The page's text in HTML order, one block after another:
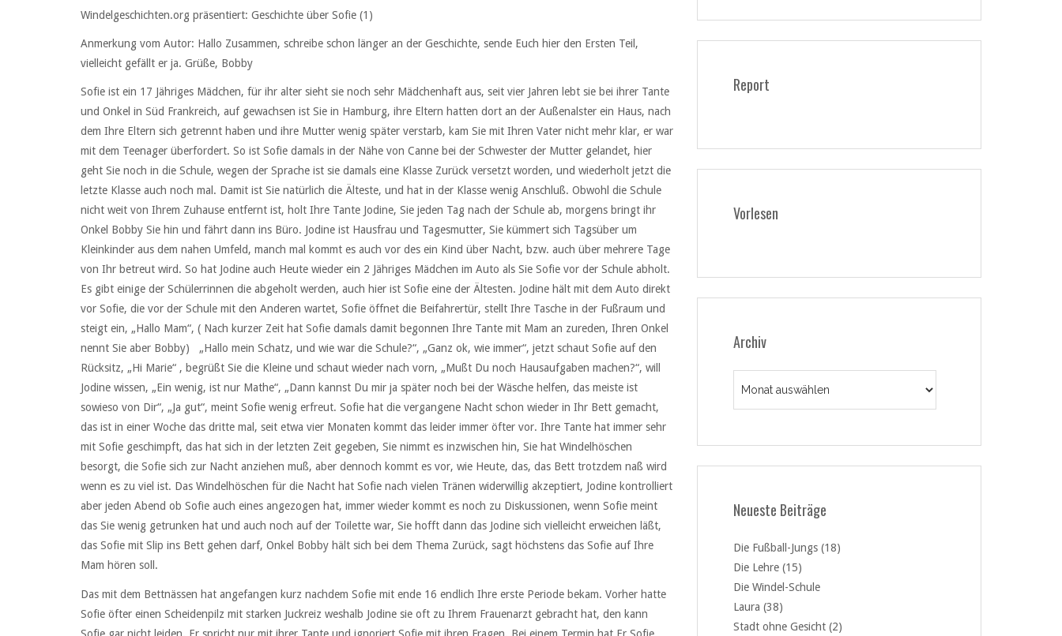
Windelgeschichten.org präsentiert: Geschichte über Sofie (1)
Anmerkung vom Autor: Hallo Zusammen, schreibe schon länger an der Geschichte, sende Euch hier den Ersten Teil,
vielleicht gefällt er ja. Grüße, Bobby
Sofie ist ein 17 Jähriges Mädchen, für ihr alter sieht sie noch sehr Mädchenhaft aus, seit vier Jahren lebt sie bei ihrer Tante
und Onkel in Süd Frankreich, auf gewachsen ist Sie in Hamburg, ihre Eltern hatten dort an der Außenalster ein Haus, nach
dem Ihre Eltern sich getrennt haben und ihre Mutter wenig später verstarb, kam Sie mit Ihren Vater nicht mehr klar, er war
mit dem Teenager überfordert. So ist Sofie damals in der Nähe von Canne bei der Schwester der Mutter gelandet, hier
geht Sie noch in die Schule, wegen der Sprache ist sie damals eine Klasse Zurück versetzt worden, und wiederholt jetzt die
letzte Klasse auch noch mal. Damit ist Sie natürlich die Älteste, und hat in der Klasse wenig Anschluß. Obwohl die Schule
nicht weit von Ihrem Zuhause entfernt ist, holt Ihre Tante Jodine, Sie jeden Tag nach der Schule ab, morgens bringt ihr
Onkel Bobby Sie hin und fährt dann ins Büro. Jodine ist Hausfrau und Tagesmutter, Sie kümmert sich Tagsüber um
Kleinkinder aus dem nahen Umfeld, manch mal kommt es auch vor des ein Kind über Nacht, bzw. auch über mehrere Tage
von Ihr betreut wird. So hat Jodine auch Heute wieder ein 2 Jähriges Mädchen im Auto als Sie Sofie vor der Schule abholt.
Es gibt einige der Schülerrinnen die abgeholt werden, auch hier ist Sofie eine der Ältesten. Jodine hält mit dem Auto direkt
vor Sofie, die vor der Schule mit den Anderen wartet, Sofie öffnet die Beifahrertür, stellt Ihre Tasche in der Fußraum und
steigt ein, „Hallo Mam“, ( Nach kurzer Zeit hat Sofie damals damit begonnen Ihre Tante mit Mam an zureden, Ihren Onkel
nennt Sie aber Bobby) „Hallo mein Schatz, und wie war die Schule?“, „Ganz ok, wie immer“, jetzt schaut Sofie auf den
Rücksitz, „Hi Marie“ , begrüßt Sie die Kleine und schaut wieder nach vorn, „Mußt Du noch Hausaufgaben machen?“, will
Jodine wissen, „Ein wenig, ist nur Mathe“, „Dann kannst Du mir ja später noch bei der Wäsche helfen, das meiste ist
sowieso von Dir“, „Ja gut“, meint Sofie wenig erfreut. Sofie hat die vergangene Nacht schon wieder in Ihr Bett gemacht,
das ist in einer Woche das dritte mal, seit etwa vier Monaten kommt das leider immer öfter vor. Ihre Tante hat immer sehr
mit Sofie geschimpft, das hat sich in der letzten Zeit gegeben, Sie nimmt es inzwischen hin, Sie hat Windelhöschen
besorgt, die Sofie sich zur Nacht anziehen muß, aber dennoch kommt es vor, wie Heute, das, das Bett trotzdem naß wird
wenn es zu viel ist. Das Windelhöschen für die Nacht hat Sofie nach vielen Tränen widerwillig akzeptiert, Jodine kontrolliert
aber jeden Abend ob Sofie auch eines angezogen hat, immer wieder kommt es noch zu Diskussionen, wenn Sofie meint
das Sie wenig getrunken hat und auch noch auf der Toilette war, Sie hofft dann das Jodine sich vielleicht erweichen läßt,
das Sofie mit Slip ins Bett gehen darf, Onkel Bobby hält sich bei dem Thema Zurück, sagt höchstens das Sofie auf Ihre
Mam hören soll.
Das mit dem Bettnässen hat angefangen kurz nachdem Sofie mit ende 16 endlich Ihre erste Periode bekam. Vorher hatte
Sofie öfter einen Scheidenpilz mit starken Juckreiz weshalb Jodine sie oft zu Ihrem Frauenarzt gebracht hat, den kann
Sofie gar nicht leiden, Er spricht nur mit ihrer Tante und ignoriert Sofie mit ihren Fragen. Bei einem Termin hat Er Sofie
Report
Vorlesen
Archiv
Neueste Beiträge
Die Fußball-Jungs (18)
Die Lehre (15)
Die Windel-Schule
Laura (38)
Stadt ohne Gesicht (2)